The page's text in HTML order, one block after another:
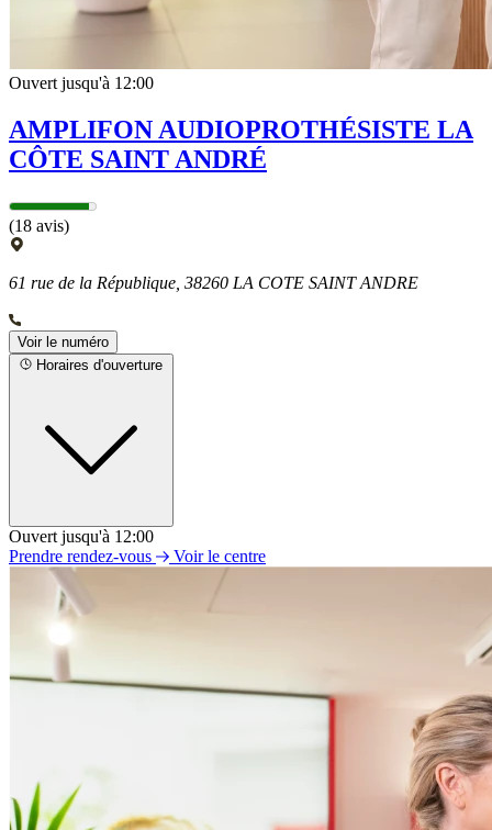
Ouvert jusqu'à 12:00
AMPLIFON AUDIOPROTHÉSISTE LA
CÔTE SAINT ANDRÉ
(18 avis)
61 rue de la République, 38260 LA COTE SAINT ANDRE
Voir le numéro
Horaires d'ouverture
Lundi
09h00 - 12h00
14h00 - 18h00
09h00 - 12h00
14h00 - 18h00
Mercredi
09h00 - 12h00
Vendredi
09h00 - 12h00
Ouvert jusqu'à 12:00
Prendre rendez-vous
Voir le centre